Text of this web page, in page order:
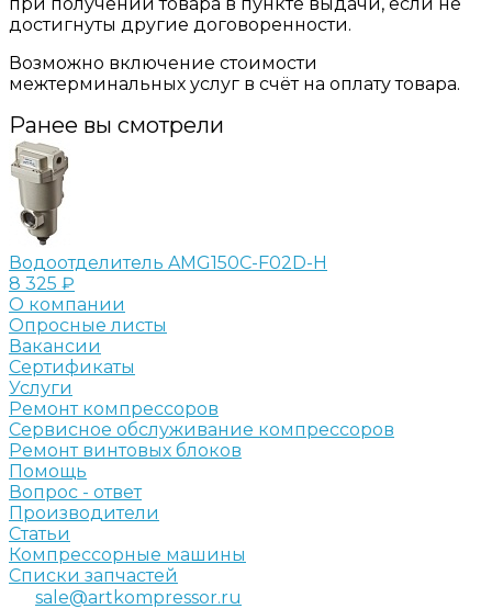
достигнуты другие договоренности.
Возможно включение стоимости
межтерминальных услуг в счёт на оплату товара.
Ранее вы смотрели
Водоотделитель AMG150C-F02D-H
8 325 ₽
О компании
Опросные листы
Вакансии
Сертификаты
Услуги
Ремонт компрессоров
Сервисное обслуживание компрессоров
Ремонт винтовых блоков
Помощь
Вопрос - ответ
Производители
Статьи
Компрессорные машины
Списки запчастей
sale@artkompressor.ru